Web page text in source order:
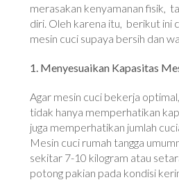
merasakan kenyamanan fisik,
diri. Oleh karena itu, berikut ini
mesin cuci supaya bersih dan
1. Menyesuaikan Kapasitas
Agar mesin cuci bekerja
tidak hanya memperhatikan
juga memperhatikan jumlah
Mesin cuci rumah tangga
sekitar 7-10 kilogram atau
potong pakian pada kondisi